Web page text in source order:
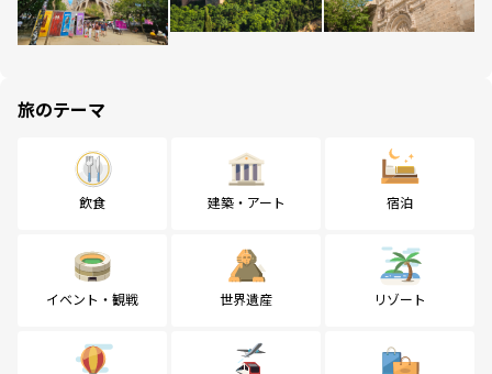
旅のテーマ
飲食 建築・アート 宿泊
イベント・観戦 世界遺産 リゾート